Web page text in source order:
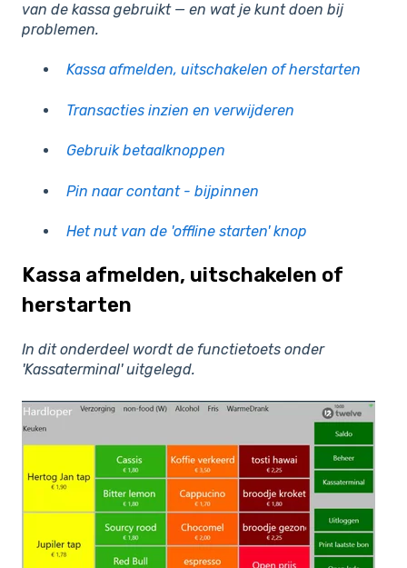
van de kassa gebruikt — en wat je kunt doen bij
problemen.
Kassa afmelden, uitschakelen of herstarten
Transacties inzien en verwijderen
Gebruik betaalknoppen
Pin naar contant - bijpinnen
Het nut van de 'offline starten' knop
Kassa afmelden, uitschakelen of
herstarten
In dit onderdeel wordt de functietoets onder
'Kassaterminal' uitgelegd.